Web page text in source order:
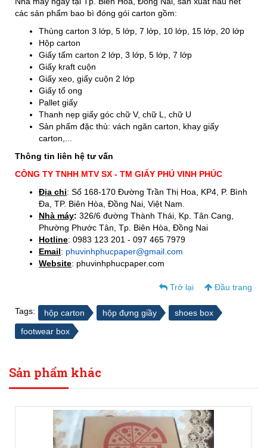
các sản phẩm bao bì đóng gói carton gồm:
Thùng carton 3 lớp, 5 lớp, 7 lớp, 10 lớp, 15 lớp, 20 lớp
Hộp carton
Giấy tấm carton 2 lớp, 3 lớp, 5 lớp, 7 lớp
Giấy kraft cuộn
Giấy xeo, giấy cuộn 2 lớp
Giấy tổ ong
Pallet giấy
Thanh nẹp giấy góc chữ V, chữ L, chữ U
Sản phẩm đặc thù: vách ngăn carton, khay giấy
carton,...
Thông tin liên hệ tư vấn
CÔNG TY TNHH MTV SX - TM GIẤY PHÚ VINH PHÚC
Địa chỉ: Số 168-170 Đường Trần Thị Hoa, KP4, P. Bình
Đa, TP. Biên Hòa, Đồng Nai, Việt Nam.
Nhà máy: 326/6 đường Thành Thái, Kp. Tân Cang,
Phường Phước Tân, Tp. Biên Hòa, Đồng Nai
Hotline: 0983 123 201 - 097 465 7979
Email: phuvinhphucpaper@gmail.com
Website: phuvinhphucpaper.com
Trở lại Đầu trang
Tags: hộp carton hộp đựng giầy
shoes box
footwear box
Sản phẩm khác